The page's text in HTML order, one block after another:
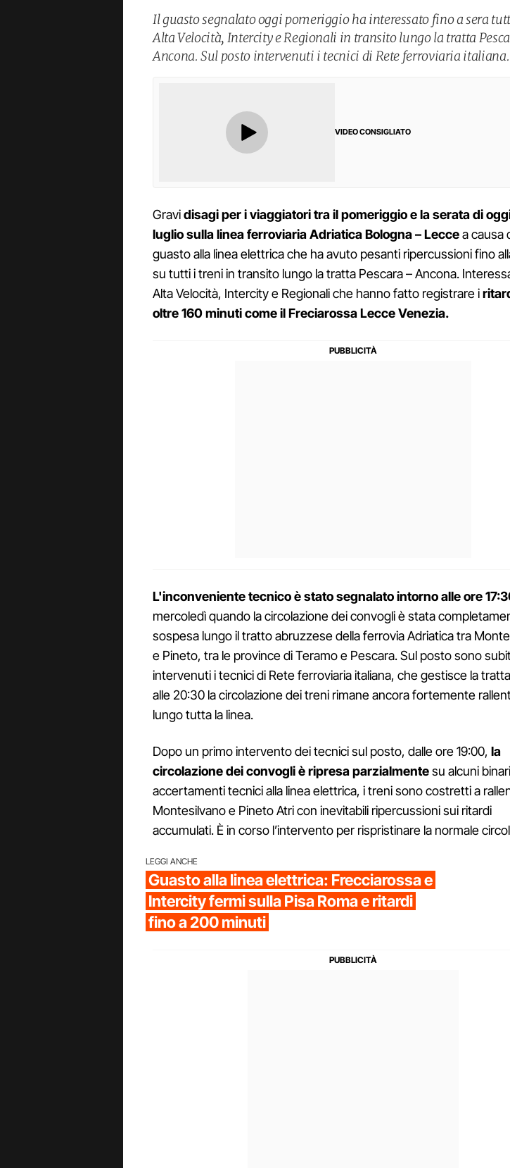
Il guasto segnalato oggi pomeriggio ha interessato fino a sera
Alta Velocità, Intercity e Regionali in transito lungo la tratta
Ancona. Sul posto intervenuti i tecnici di Rete ferroviaria italiana.
VIDEO CONSIGLIATO
Gravidisagi per i viaggiatori tra il pomeriggio e la serata di
luglio sulla linea ferroviaria Adriatica Bologna – Leccea causa
guasto alla linea elettrica che ha avuto pesanti ripercussioni fino
su tutti i treni in transito lungo la tratta Pescara – Ancona.
Alta Velocità, Intercity e Regionali che hanno fatto registrare i
oltre 160 minuti come il Freciarossa Lecce Venezia.
L'inconveniente tecnico è stato segnalato intorno alle ore
mercoledì quando la circolazione dei convogli è stata
sospesa lungo il tratto abruzzese della ferrovia Adriatica tra
e Pineto, tra le province di Teramo e Pescara. Sul posto sono
intervenuti i tecnici di Rete ferroviaria italiana, che gestisce la
alle 20:30 la circolazione dei treni rimane ancora fortemente
lungo tutta la linea.
Dopo un primo intervento dei tecnici sul posto, dalle ore 19:00, la
circolazione dei convogli è ripresa parzialmentesu alcuni
accertamenti tecnici alla linea elettrica, i treni sono costretti a
Montesilvano e Pineto Atri con inevitabili ripercussioni sui ritardi
accumulati. È in corso l’intervento per rispristinare la normale
LEGGI ANCHE
Guasto alla linea elettrica: Frecciarossa e
Intercity fermi sulla Pisa Roma e ritardi
fino a 200 minuti